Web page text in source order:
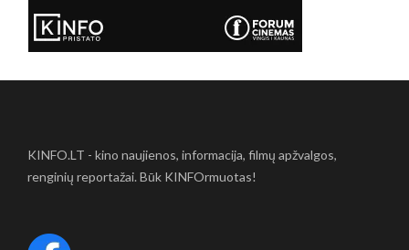
KINFO.LT - kino naujienos, informacija, filmų apžvalgos,
renginių reportažai. Būk KINFOrmuotas!